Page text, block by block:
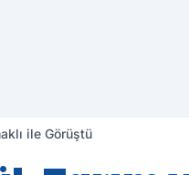
ile Görüştü